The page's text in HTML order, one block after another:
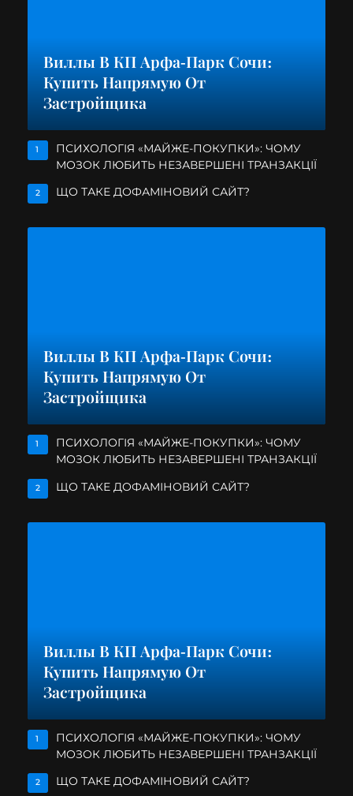
Виллы В КП Арфа-Парк Сочи:
Купить Напрямую От
Застройщика
1
ПСИХОЛОГІЯ «МАЙЖЕ-ПОКУПКИ»: ЧОМУ
МОЗОК ЛЮБИТЬ НЕЗАВЕРШЕНІ ТРАНЗАКЦІЇ
2 ЩО ТАКЕ ДОФАМІНОВИЙ САЙТ?
Виллы В КП Арфа-Парк Сочи:
Купить Напрямую От
Застройщика
1
ПСИХОЛОГІЯ «МАЙЖЕ-ПОКУПКИ»: ЧОМУ
МОЗОК ЛЮБИТЬ НЕЗАВЕРШЕНІ ТРАНЗАКЦІЇ
2 ЩО ТАКЕ ДОФАМІНОВИЙ САЙТ?
Виллы В КП Арфа-Парк Сочи:
Купить Напрямую От
Застройщика
1
ПСИХОЛОГІЯ «МАЙЖЕ-ПОКУПКИ»: ЧОМУ
МОЗОК ЛЮБИТЬ НЕЗАВЕРШЕНІ ТРАНЗАКЦІЇ
2 ЩО ТАКЕ ДОФАМІНОВИЙ САЙТ?